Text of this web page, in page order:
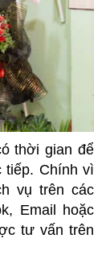
thời gian để
tiếp. Chính vì
vụ trên các
Email hoặc
tư vấn trên